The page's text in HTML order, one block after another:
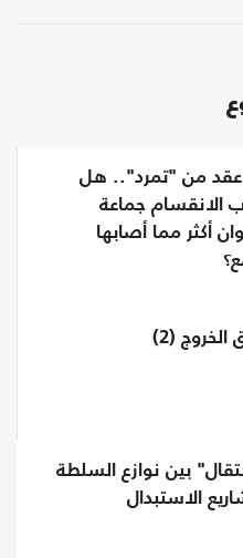
عقد من "تمرد".. هل
الانقسام جماعة
أكثر مما أصابها
الخروج (2)
بين نوازع السلطة
الاستبدال